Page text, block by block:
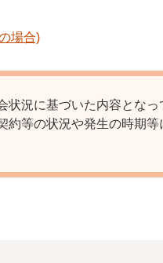
場合)
状況に基づいた内容とな
約等の状況や発生の時期